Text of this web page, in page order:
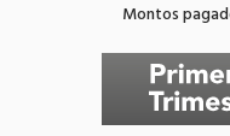
Montos